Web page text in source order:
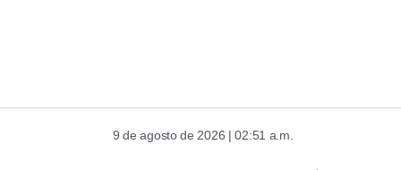
9 de agosto de 2026 | 02:51 a.m.